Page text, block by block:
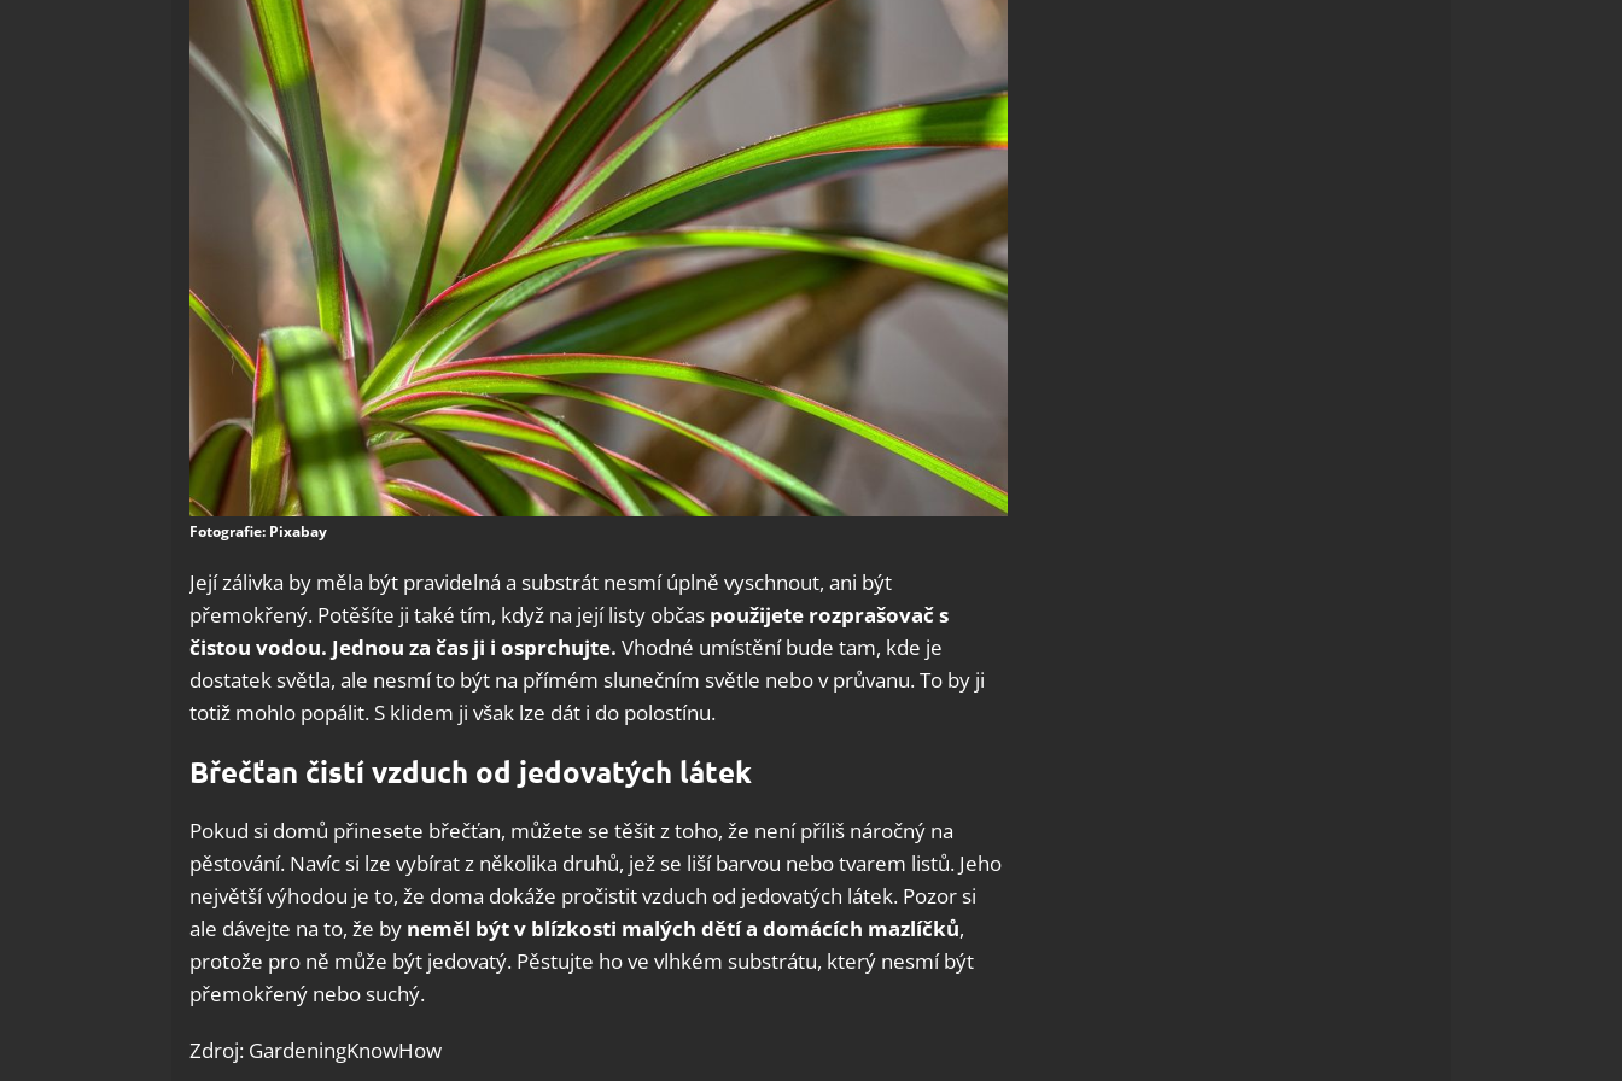
Fotografie: Pixabay
Její zálivka by měla být pravidelná a substrát nesmí úplně vyschnout, ani být
přemokřený. Potěšíte ji také tím, když na její listy občas použijete rozprašovač s
čistou vodou. Jednou za čas ji i osprchujte. Vhodné umístění bude tam, kde je
dostatek světla, ale nesmí to být na přímém slunečním světle nebo v průvanu. To by ji
totiž mohlo popálit. S klidem ji však lze dát i do polostínu.
Břečťan čistí vzduch od jedovatých látek
Pokud si domů přinesete břečťan, můžete se těšit z toho, že není příliš náročný na
pěstování. Navíc si lze vybírat z několika druhů, jež se liší barvou nebo tvarem listů. Jeho
největší výhodou je to, že doma dokáže pročistit vzduch od jedovatých látek. Pozor si
ale dávejte na to, že by neměl být v blízkosti malých dětí a domácích mazlíčků,
protože pro ně může být jedovatý. Pěstujte ho ve vlhkém substrátu, který nesmí být
přemokřený nebo suchý.
Zdroj: GardeningKnowHow